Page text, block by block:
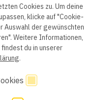
Bewerber
AGB
Cookies zu. Um deine
klicke auf "Cookie-
Auswahl der gewünschten
Weitere Informationen,
du in unserer
.